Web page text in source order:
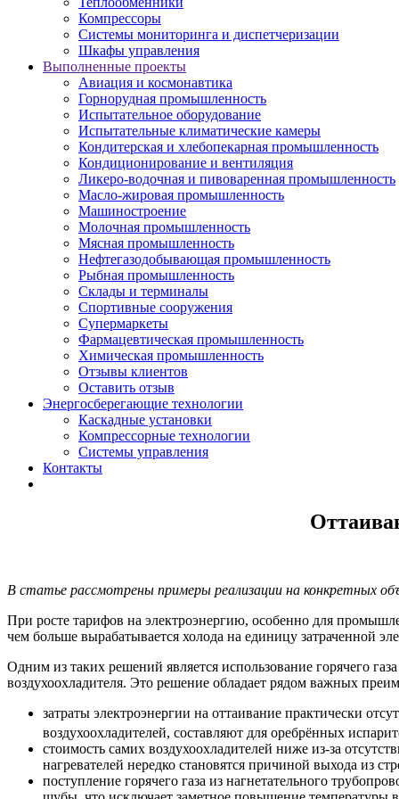
Компрессоры
Системы мониторинга и диспетчеризации
Шкафы управления
Выполненные проекты
Авиация и космонавтика
Горнорудная промышленность
Испытательное оборудование
Испытательные климатические камеры
Кондитерская и хлебопекарная промышленность
Кондиционирование и вентиляция
Ликеро-водочная и пивоваренная промышленность
Масло-жировая промышленность
Машиностроение
Молочная промышленность
Мясная промышленность
Нефтегазодобывающая промышленность
Рыбная промышленность
Склады и терминалы
Спортивные сооружения
Супермаркеты
Фармацевтическая промышленность
Химическая промышленность
Отзывы клиентов
Оставить отзыв
Энергосберегающие технологии
Каскадные установки
Компрессорные технологии
Системы управления
Контакты
В статье рассмотрены примеры реализации на конкретных
При росте тарифов на электроэнергию, особенно для
чем больше вырабатывается холода на единицу затраченной
Одним из таких решений является использование горячего
воздухоохладителя. Это решение обладает рядом важных
затраты электроэнергии на оттаивание практически
воздухоохладителей, составляют для оребрённых
стоимость самих воздухоохладителей ниже из-за
нагревателей нередко становятся причиной выхода из
поступление горячего газа из нагнетательного